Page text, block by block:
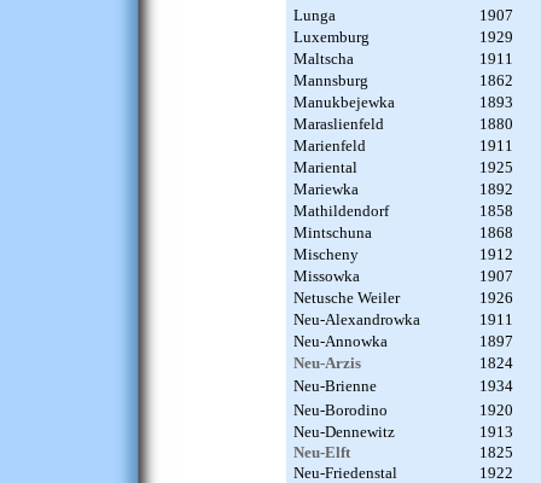
Lunga
1907
Luxemburg
1929
Maltscha
1911
Mannsburg
1862
Manukbejewka
1893
Maraslienfeld
1880
Marienfeld
1911
Mariental
1925
Mariewka
1892
Mathildendorf
1858
Mintschuna
1868
Mischeny
1912
Missowka
1907
Netusche Weiler
1926
Neu-Alexandrowka
1911
Neu-Annowka
1897
Neu-Arzis
1824
Neu-Brienne
1934
Neu-Borodino
1920
Neu-Dennewitz
1913
Neu-Elft
1825
Neu-Friedenstal
1922